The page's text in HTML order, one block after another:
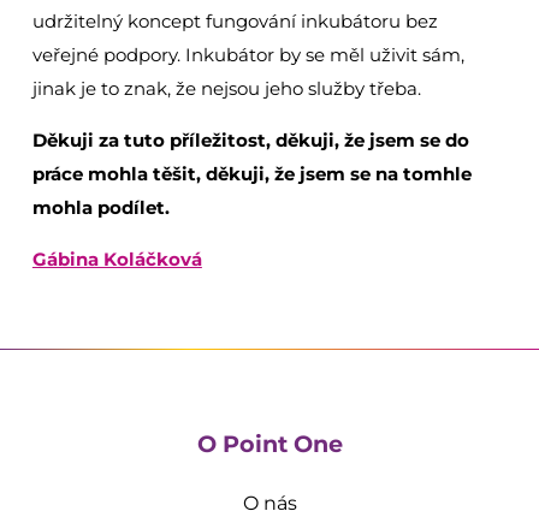
udržitelný koncept fungování inkubátoru bez
veřejné podpory. Inkubátor by se měl uživit sám,
jinak je to znak, že nejsou jeho služby třeba.
Děkuji za tuto příležitost, děkuji, že jsem se do
práce mohla těšit, děkuji, že jsem se na tomhle
mohla podílet.
Gábina Koláčková
O Point One
O nás